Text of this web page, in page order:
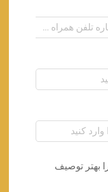
بهتر توصیف